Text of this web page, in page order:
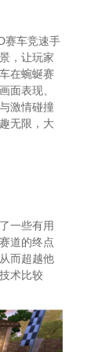
赛车竞速手
，让玩家
在蜿蜒赛
面表现、
激情碰撞
无限，大
一些有用
道的终点
而超越他
术比较